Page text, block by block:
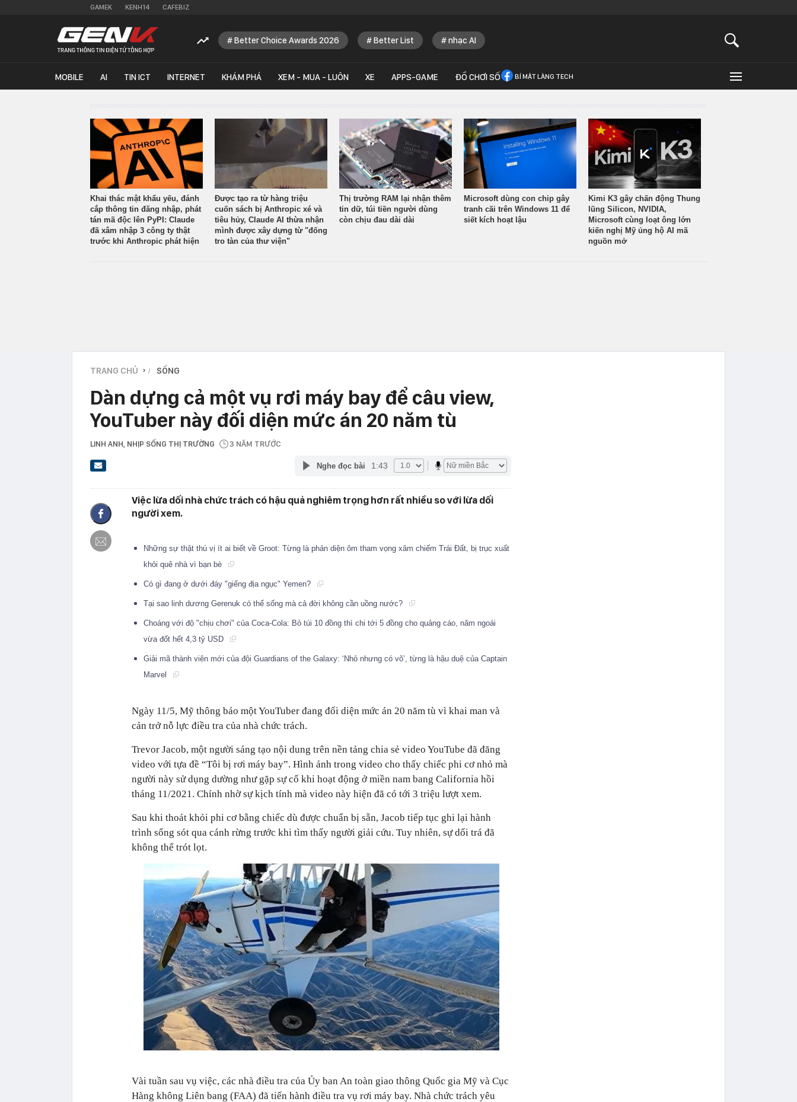
GAMEK KENH14 CAFEBIZ
Better Choice Awards 2026 Better List nhạc AI
MOBILE AI TIN ICT INTERNET KHÁM PHÁ XEM - MUA - LUÔN XE APPS-GAME ĐỒ CHƠI SỐ BÍ MẬT LÀNG TECH
Khai thác mật khẩu yếu, đánh
cắp thông tin đăng nhập, phát
tán mã độc lên PyPI: Claude
đã xâm nhập 3 công ty thật
trước khi Anthropic phát hiện
Được tạo ra từ hàng triệu
cuốn sách bị Anthropic xé và
tiêu hủy, Claude AI thừa nhận
mình được xây dựng từ "đống
tro tàn của thư viện"
Thị trường RAM lại nhận thêm
tin dữ, túi tiền người dùng
còn chịu đau dài dài
Microsoft dùng con chip gây
tranh cãi trên Windows 11 để
siết kích hoạt lậu
Kimi K3 gây chấn động Thung
lũng Silicon, NVIDIA,
Microsoft cùng loạt ông lớn
kiến nghị Mỹ ủng hộ AI mã
nguồn mở
TRANG CHỦ › SỐNG
Dàn dựng cả một vụ rơi máy bay để câu view,
YouTuber này đối diện mức án 20 năm tù
LINH ANH , NHỊP SỐNG THỊ TRƯỜNG 3 NĂM TRƯỚC
Nghe đọc bài 1:43
Việc lừa dối nhà chức trách có hậu quả nghiêm trọng hơn rất nhiều so với lừa dối
người xem.
Những sự thật thú vị ít ai biết về Groot: Từng là phản diện ôm tham vọng xâm chiếm Trái Đất, bị trục xuất
khỏi quê nhà vì bạn bè
Có gì đang ở dưới đáy "giếng địa ngục" Yemen?
Tại sao linh dương Gerenuk có thể sống mà cả đời không cần uồng nước?
Choáng với độ "chịu chơi" của Coca-Cola: Bỏ túi 10 đồng thì chi tới 5 đồng cho quảng cáo, năm ngoái
vừa đốt hết 4,3 tỷ USD
Giải mã thành viên mới của đội Guardians of the Galaxy: ‘Nhỏ nhưng có võ’, từng là hậu duệ của Captain
Marvel
Ngày 11/5, Mỹ thông báo một YouTuber đang đối diện mức án 20 năm tù vì khai man và
cản trở nỗ lực điều tra của nhà chức trách.
Trevor Jacob, một người sáng tạo nội dung trên nền tảng chia sẻ video YouTube đã đăng
video với tựa đề “Tôi bị rơi máy bay”. Hình ảnh trong video cho thấy chiếc phi cơ nhỏ mà
người này sử dụng dường như gặp sự cố khi hoạt động ở miền nam bang California hồi
tháng 11/2021. Chính nhờ sự kịch tính mà video này hiện đã có tới 3 triệu lượt xem.
Sau khi thoát khỏi phi cơ bằng chiếc dù được chuẩn bị sẵn, Jacob tiếp tục ghi lại hành
trình sống sót qua cánh rừng trước khi tìm thấy người giải cứu. Tuy nhiên, sự dối trá đã
không thể trót lọt.
Vài tuần sau vụ việc, các nhà điều tra của Ủy ban An toàn giao thông Quốc gia Mỹ và Cục
Hàng không Liên bang (FAA) đã tiến hành điều tra vụ rơi máy bay. Nhà chức trách yêu